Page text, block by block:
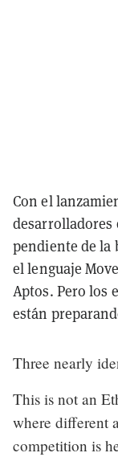
Con el
desarrolladores
pendiente de la
el lenguaje
Aptos. Pero los
están
Three nearly
This is not an
where different
competition is